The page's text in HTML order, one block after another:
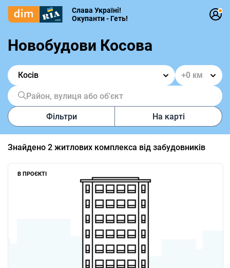
Слава Україні!
Окупанти - Геть!
Новобудови Косова
Косів
Район, вулиця або об'єкт
Фільтри На карті
Знайдено 2 житлових комплекса від забудовників
В ПРОЄКТІ